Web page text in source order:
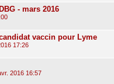
- mars 2016
vaccin pour Lyme
17:26
2016 16:57